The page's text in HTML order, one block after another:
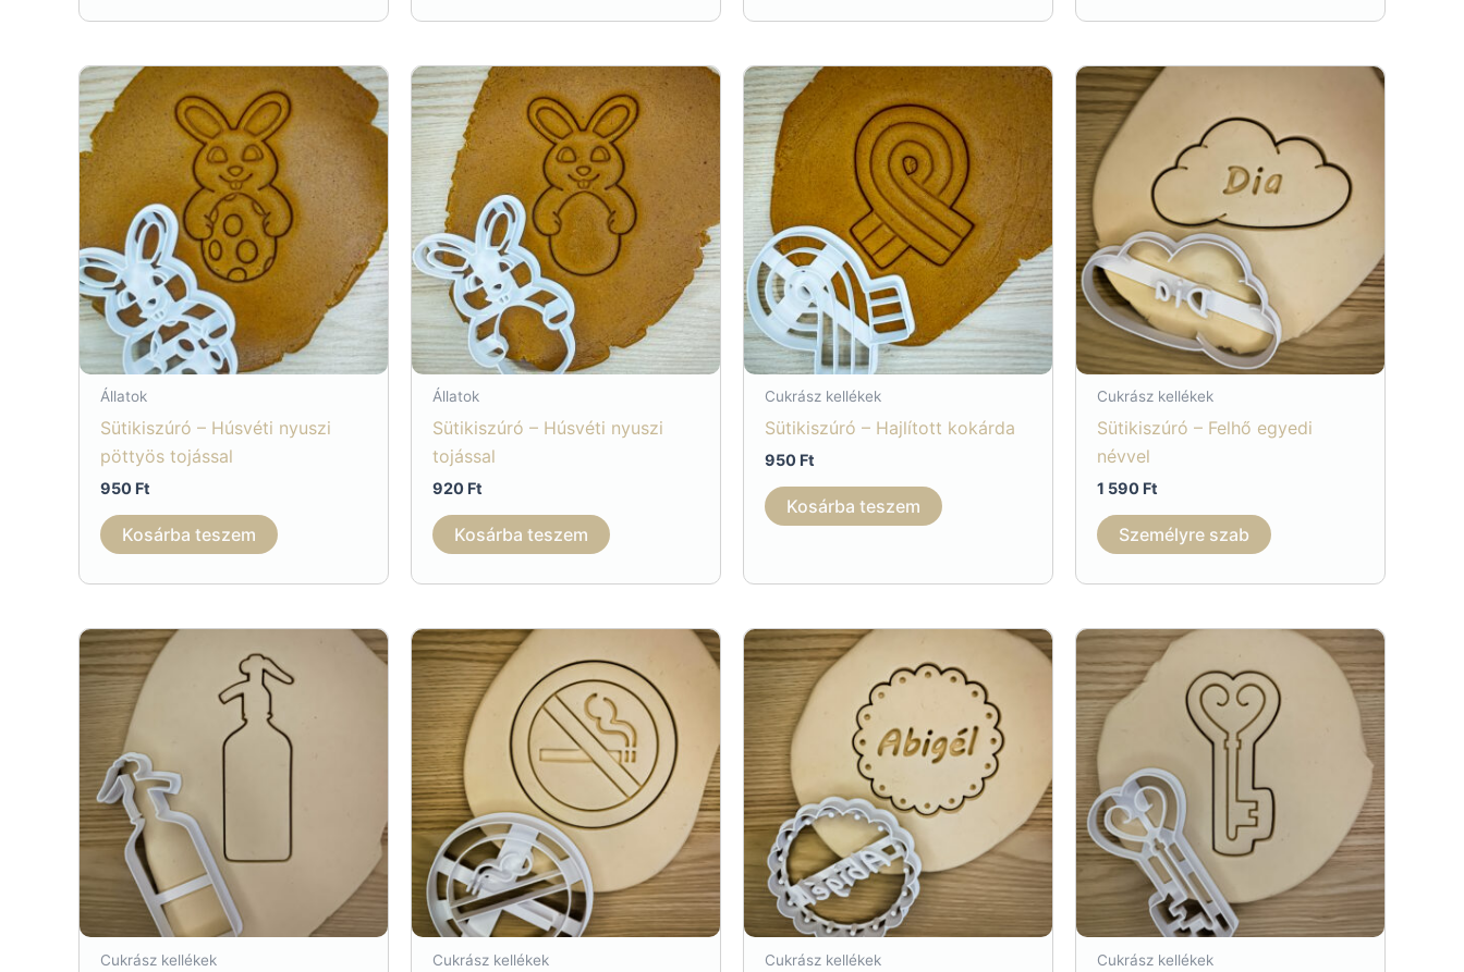
Állatok
Sütikiszúró – Húsvéti nyuszi
pöttyös tojással
950 Ft
Kosárba teszem
Állatok
Sütikiszúró – Húsvéti nyuszi
tojással
920 Ft
Kosárba teszem
Cukrász kellékek
Sütikiszúró – Hajlított kokárda
950 Ft
Kosárba teszem
Cukrász kellékek
Sütikiszúró – Felhő egyedi
névvel
1 590 Ft
Személyre szab
Cukrász kellékek Cukrász kellékek Cukrász kellékek Cukrász kellékek